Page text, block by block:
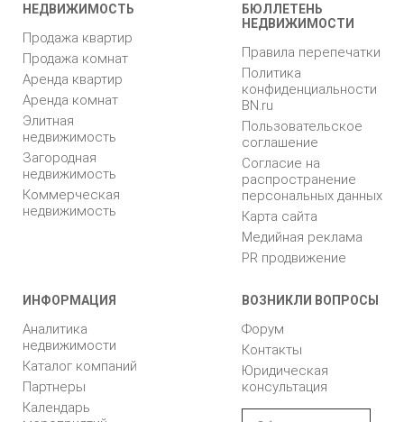
НЕДВИЖИМОСТЬ
Продажа квартир
Продажа комнат
Аренда квартир
Аренда комнат
Элитная
недвижимость
Загородная
недвижимость
Коммерческая
недвижимость
БЮЛЛЕТЕНЬ
НЕДВИЖИМОСТИ
Правила перепечатки
Политика
конфиденциальности
BN.ru
Пользовательское
соглашение
Согласие на
распространение
персональных данных
Карта сайта
Медийная реклама
PR продвижение
ИНФОРМАЦИЯ
Аналитика
недвижимости
Каталог компаний
Партнеры
Календарь
ВОЗНИКЛИ ВОПРОСЫ
Форум
Контакты
Юридическая
консультация